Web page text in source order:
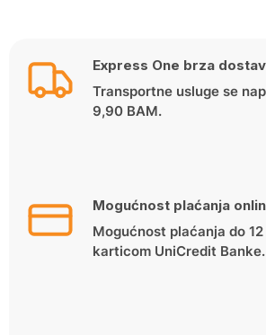
Express One brza
Transportne usluge se
9,90 BAM.
Mogućnost plaćanja
Mogućnost plaćanja do
karticom UniCredit Banke.